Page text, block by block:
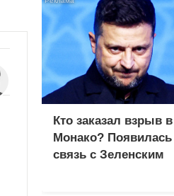
Кто заказал взрыв в
Монако? Появилась
связь с Зеленским